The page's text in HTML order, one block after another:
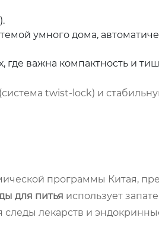
умного дома,
важна компактность и
twist-lock) и
программы Китая,
для питья использует
следы лекарств и